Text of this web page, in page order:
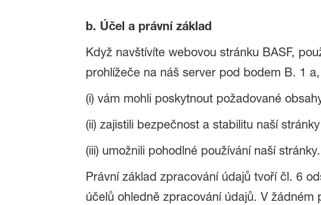
b. Účel a právní základ
Když navštívíte webovou stránku BASF,
prohlížeče na náš server pod bodem B. 1
(i) vám mohli poskytnout požadované
(ii) zajistili bezpečnost a stabilitu naší
(iii) umožnili pohodlné používání naší stránky.
Právní základ zpracování údajů tvoří čl. 6
účelů ohledně zpracování údajů. V